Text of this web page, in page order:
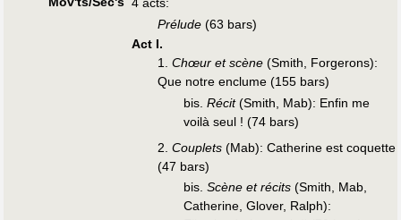
Prélude(63 bars)
Act I.
1. Chœur et scène(Smith, Forgerons):
Que notre enclume (155 bars)
bis. Récit(Smith, Mab): Enfin me
voilà seul ! (74 bars)
2. Couplets(Mab): Catherine est coquette
(47 bars)
bis. Scène et récits(Smith, Mab,
Catherine, Glover, Ralph):